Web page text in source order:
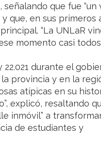
que fue “un
que, en sus primeros
“La UNLaR
momento casi todos
durante el
provincia y en la
atípicas en su
explicó, resaltando
inmóvil” a
de estudiantes y